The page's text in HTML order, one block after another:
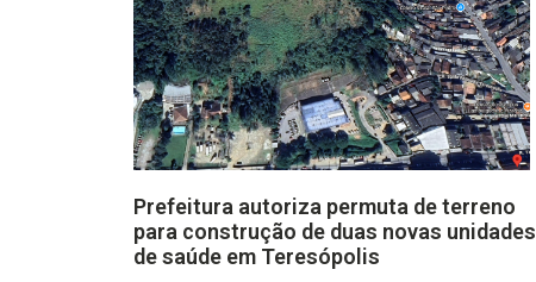
Prefeitura autoriza permuta de terreno
para construção de duas novas unidades
de saúde em Teresópolis